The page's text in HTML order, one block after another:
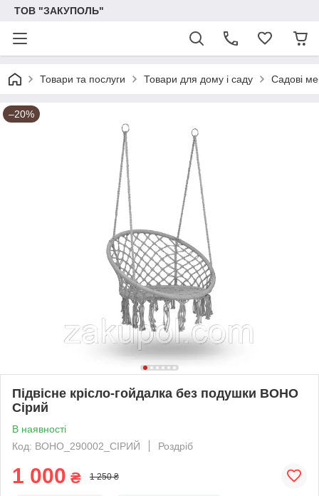
ТОВ "ЗАКУПОЛЬ"
Товари та послуги Товари для дому і саду Садові
–20%
Підвісне крісло-гойдалка без подушки BOHO
Сірий
В наявності
Код: BOHO_290002_СІРИЙ
Роздріб
1 000 ₴ 1 250 ₴